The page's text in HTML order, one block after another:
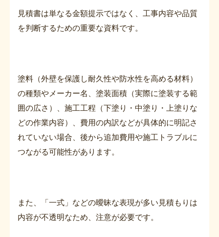
見積書は単なる金額提示ではなく、工事内容や品質
を判断するための重要な資料です。
塗料（外壁を保護し耐久性や防水性を高める材料）
の種類やメーカー名、塗装面積（実際に塗装する範
囲の広さ）、施工工程（下塗り・中塗り・上塗りな
どの作業内容）、費用の内訳などが具体的に明記さ
れていない場合、後から追加費用や施工トラブルに
つながる可能性があります。
また、「一式」などの曖昧な表現が多い見積もりは
内容が不透明なため、注意が必要です。